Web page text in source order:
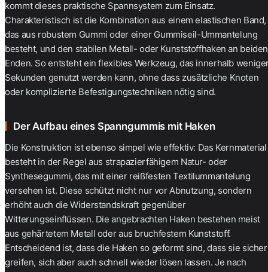
kommt dieses praktische Spannsystem zum Einsatz.
Charakteristisch ist die Kombination aus einem elastischen Band,
das aus robustem Gummi oder einer Gummiseil-Ummantelung
besteht, und den stabilen Metall- oder Kunststoffhaken an beiden
Enden. So entsteht ein flexibles Werkzeug, das innerhalb
Sekunden genutzt werden kann, ohne dass zusätzliche Knoten
oder komplizierte Befestigungstechniken nötig sind.
Der Aufbau eines Spanngummis mit Haken
Die Konstruktion ist ebenso simpel wie effektiv: Das Kernmaterial
besteht in der Regel aus strapazierfähigem Natur- oder
Synthesegummi, das mit einer reißfesten Textilummantelung
versehen ist. Diese schützt nicht nur vor Abnutzung, sondern
erhöht auch die Widerstandskraft gegenüber
Witterungseinflüssen. Die angebrachten Haken bestehen meist
aus gehärtetem Metall oder aus bruchfestem Kunststoff.
Entscheidend ist, dass die Haken so geformt sind, dass sie sicher
greifen, sich aber auch schnell wieder lösen lassen. Je nach